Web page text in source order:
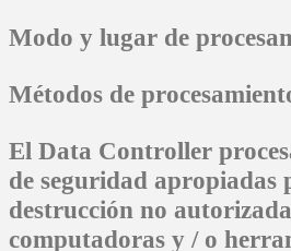
Modo y lugar de
Métodos de
El Data Controller
de seguridad apropiadas
destrucción no
computadoras y / o